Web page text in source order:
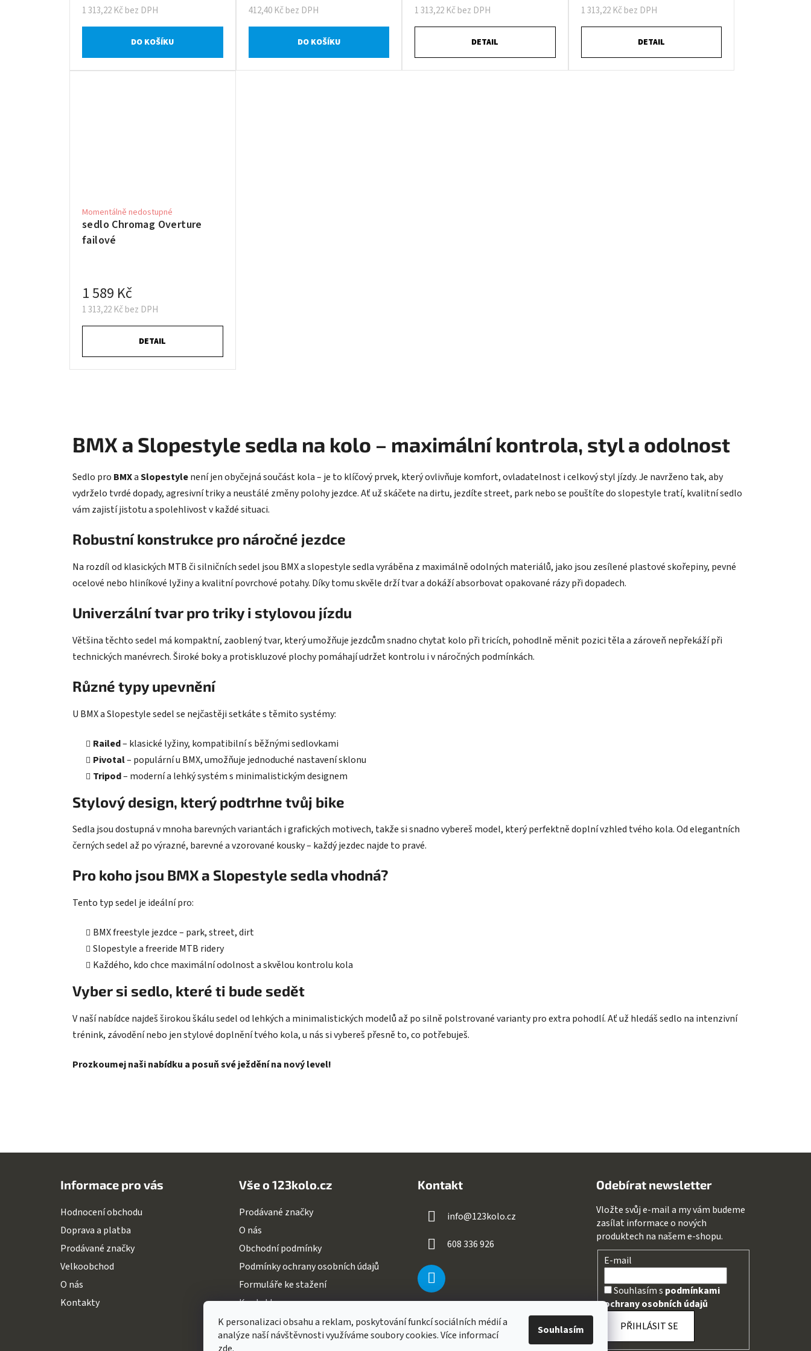
K personalizaci obsahu a reklam, poskytování funkcí sociálních médií a
analýze naší návštěvnosti využíváme soubory cookies. Více informací
Souhlasím
1 313,22 Kč bez DPH
DO KOŠÍKU
412,40 Kč bez DPH
DO KOŠÍKU
1 313,22 Kč bez DPH
DETAIL
1 313,22 Kč bez DPH
DETAIL
sedlo Chromag Overture
failové
Momentálně nedostupné
1 313,22 Kč bez DPH
1 589 Kč
DETAIL
d
a
í
p
ý
p
BMX a Slopestyle sedla na kolo – maximální kontrola, styl a odolnost
Sedlo pro BMXaSlopestylenení jen obyčejná součást kola – je to klíčový prvek, který ovlivňuje komfort, ovladatelnost i celkový styl jízdy. Je navrženo tak, aby
vydrželo tvrdé dopady, agresivní triky a neustálé změny polohy jezdce. Ať už skáčete na dirtu, jezdíte street, park nebo se pouštíte do slopestyle tratí, kvalitní sedlo
vám zajistí jistotu a spolehlivost v každé situaci.
Robustní konstrukce pro náročné jezdce
Na rozdíl od klasických MTB či silničních sedel jsou BMX a slopestyle sedla vyráběna z maximálně odolných materiálů, jako jsou zesílené plastové skořepiny, pevné
ocelové nebo hliníkové lyžiny a kvalitní povrchové potahy. Díky tomu skvěle drží tvar a dokáží absorbovat opakované rázy při dopadech.
Univerzální tvar pro triky i stylovou jízdu
Většina těchto sedel má kompaktní, zaoblený tvar, který umožňuje jezdcům snadno chytat kolo při tricích, pohodlně měnit pozici těla a zároveň nepřekáží při
technických manévrech. Široké boky a protiskluzové plochy pomáhají udržet kontrolu i v náročných podmínkách.
Různé typy upevnění
U BMX a Slopestyle sedel se nejčastěji setkáte s těmito systémy:
Railed– klasické lyžiny, kompatibilní s běžnými sedlovkami
Pivotal– populární u BMX, umožňuje jednoduché nastavení sklonu
Tripod– moderní a lehký systém s minimalistickým designem
Stylový design, který podtrhne tvůj bike
Sedla jsou dostupná v mnoha barevných variantách i grafických motivech, takže si snadno vybereš model, který perfektně doplní vzhled tvého kola. Od elegantních
černých sedel až po výrazné, barevné a vzorované kousky – každý jezdec najde to pravé.
Pro koho jsou BMX a Slopestyle sedla vhodná?
Tento typ sedel je ideální pro:
BMX freestyle jezdce – park, street, dirt
Slopestyle a freeride MTB ridery
Každého, kdo chce maximální odolnost a skvělou kontrolu kola
Vyber si sedlo, které ti bude sedět
V naší nabídce najdeš širokou škálu sedel od lehkých a minimalistických modelů až po silně polstrované varianty pro extra pohodlí. Ať už hledáš sedlo na intenzivní
trénink, závodění nebo jen stylové doplnění tvého kola, u nás si vybereš přesně to, co potřebuješ.
Prozkoumej naši nabídku a posuň své ježdění na nový level!
Informace pro vás
Hodnocení obchodu
Doprava a platba
Prodávané značky
Velkoobchod
O nás
Kontakty
Vše o 123kolo.cz
Prodávané značky
O nás
Obchodní podmínky
Podmínky ochrany osobních údajů
Formuláře ke stažení
Kontakty
Kontakt
info@123kolo.cz
608 336 926
Odebírat newsletter
Vložte svůj e-mail a my vám budeme
zasílat informace o nových
produktech na našem e-shopu.
E-mail
Souhlasím s podmínkami
ochrany osobních údajů
PŘIHLÁSIT SE